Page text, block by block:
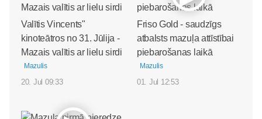
Valītis Vincents"
kinoteātros no 31. Jūlija -
Mazais valītis ar lielu sirdi
Mazulis
20. Jul 09:33
Friso Gold - saudzīgs
atbalsts mazuļa attīstībai
piebarošanas laikā
Mazulis
01. Jul 12:53